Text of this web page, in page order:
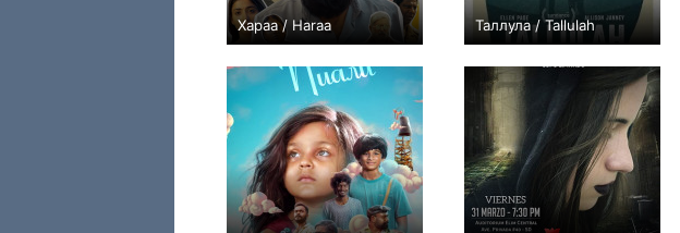
Хараа / Haraa
0
Таллула / Tallulah
+8